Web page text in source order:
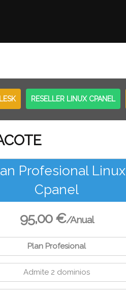
RESELLER LINUX CPANEL
Profesional Linux
Cpanel
95,00 €/Anual
Plan Profesional
Admite 2 dominios